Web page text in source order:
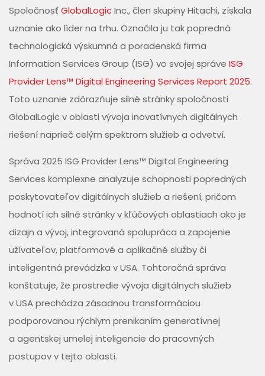
SpoločnosťGlobalLogicInc., člen skupiny Hitachi, získala
uznanie ako líder na trhu. Označila ju tak popredná
technologická výskumná a poradenská firma
Information Services Group (ISG) vo svojej správe ISG
Provider Lens™ Digital Engineering Services Report 2025.
Toto uznanie zdôrazňuje silné stránky spoločnosti
GlobalLogic v oblasti vývoja inovatívnych digitálnych
riešení naprieč celým spektrom služieb a odvetví.
Správa 2025 ISG Provider Lens™ Digital Engineering
Services komplexne analyzuje schopnosti popredných
poskytovateľov digitálnych služieb a riešení, pričom
hodnotí ich silné stránky v kľúčových oblastiach ako je
dizajn a vývoj, integrovaná spolupráca a zapojenie
užívateľov, platformové a aplikačné služby či
inteligentná prevádzka v USA. Tohtoročná správa
konštatuje, že prostredie vývoja digitálnych služieb
v USA prechádza zásadnou transformáciou
podporovanou rýchlym prenikaním generatívnej
a agentskej umelej inteligencie do pracovných
postupov v tejto oblasti.